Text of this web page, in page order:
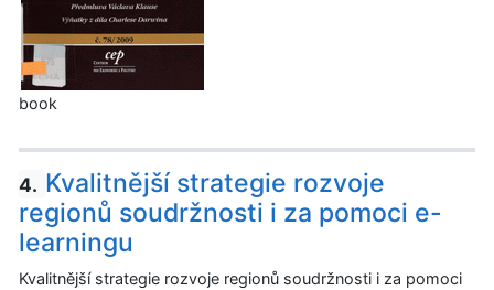
book
4. Kvalitnější strategie rozvoje
regionů soudržnosti i za pomoci e-
learningu
Kvalitnější strategie rozvoje regionů soudržnosti i za pomoci